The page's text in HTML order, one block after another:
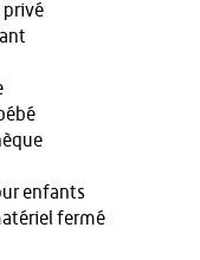
privé
enfants
fermé